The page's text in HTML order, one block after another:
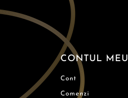
CONTUL MEU
Cont
Comenzi